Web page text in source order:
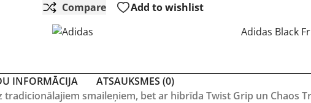
Compare
Add to wishlist
Adidas Black
INFORMĀCIJA
ATSAUKSMES (0)
tradicionālajiem smaileņiem, bet ar hibrīda Twist Grip un Chaos